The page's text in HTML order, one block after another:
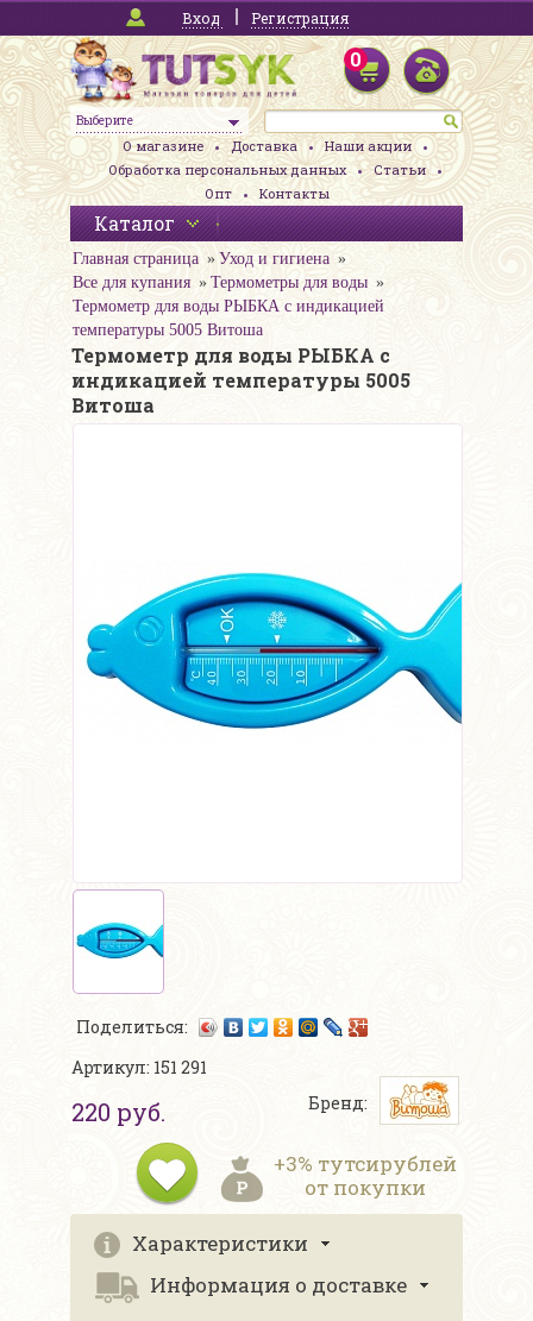
Вход Регистрация
Выберите
0
О магазине Доставка
Наши акции
Обработка персональных данных
Статьи
Опт
Контакты
Каталог
Главная страница
Уход и гигиена
Все для купания
Термометры для воды
Термометр для воды РЫБКА с индикацией
температуры 5005 Витоша
Термометр для воды РЫБКА с
индикацией температуры 5005
Витоша
Поделиться:
Артикул: 151 291
220 руб. Бренд:
+3% тутсирублей
от покупки
Характеристики
Информация о доставке